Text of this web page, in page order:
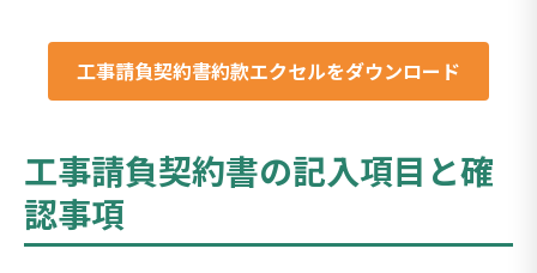
工事請負契約書約款エクセルをダウンロード
工事請負契約書の記入項目と確
認事項